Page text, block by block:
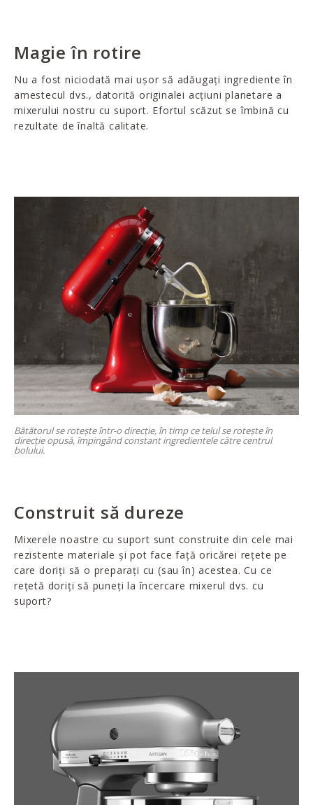
Magie în rotire
Nu a fost niciodată mai ușor să adăugați ingrediente în
amestecul dvs., datorită originalei acțiuni planetare a
mixerului nostru cu suport. Efortul scăzut se îmbină cu
rezultate de înaltă calitate.
Bătătorul se rotește într-o direcție, în timp ce telul se rotește în
direcție opusă, împingând constant ingredientele către centrul
bolului.
Construit să dureze
Mixerele noastre cu suport sunt construite din cele mai
rezistente materiale și pot face față oricărei rețete pe
care doriți să o preparați cu (sau în) acestea. Cu ce
rețetă doriți să puneți la încercare mixerul dvs. cu
suport?